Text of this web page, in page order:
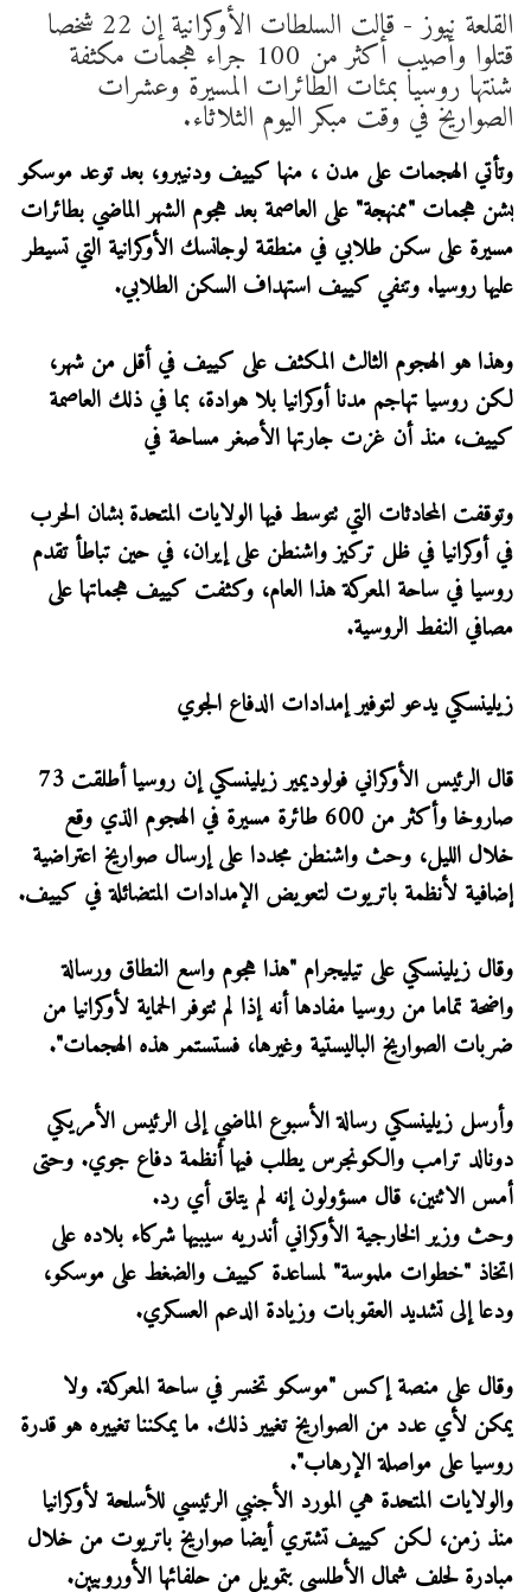
القلعة نيوز - قالت السلطات الأوكرانية إن 22 شخصا
قتلوا وأصيب أكثر من 100 جراء هجمات مكثفة
شنتها روسيا بمئات الطائرات المسيرة وعشرات
الصواريخ في وقت مبكر اليوم الثلاثاء.
وتأتي الهجمات على مدن ، منها كييف ودنيبرو، بعد توعد موسكو
بشن هجمات "ممنهجة" على العاصمة بعد هجوم الشهر الماضي بطائرات
مسيرة على سكن طلابي في منطقة لوجانسك الأوكرانية التي تسيطر
عليها روسيا. وتنفي ​كييف استهداف السكن الطلابي.
وهذا هو الهجوم الثالث المكثف على كييف في أقل من شهر،
لكن روسيا تهاجم مدنا أوكرانيا بلا هوادة، بما في ذلك ‌العاصمة
كييف، منذ أن غزت جارتها الأصغر مساحة في
وتوقفت المحادثات التي تتوسط فيها الولايات المتحدة بشان الحرب
في أوكرانيا في ظل تركيز واشنطن على إيران، في حين تباطأ تقدم
روسيا في ساحة المعركة هذا العام، وكثفت كييف هجماتها على
مصافي النفط الروسية.
زيلينسكي يدعو لتوفير إمدادات الدفاع الجوي
قال الرئيس الأوكراني فولوديمير زيلينسكي إن روسيا أطلقت 73
صاروخا وأكثر من 600 طائرة مسيرة في الهجوم الذي وقع
خلال ​الليل، وحث واشنطن مجددا على إرسال صواريخ اعتراضية
إضافية لأنظمة باتريوت لتعويض الإمدادات المتضائلة في كييف.
وقال زيلينسكي على تيليجرام "هذا هجوم واسع النطاق ورسالة
واضحة تماما من روسيا مفادها أنه إذا لم تتوفر ​الحماية لأوكرانيا من
ضربات الصواريخ الباليستية وغيرها، فستستمر هذه الهجمات".
وأرسل زيلينسكي رسالة الأسبوع ​الماضي إلى الرئيس الأمريكي
دونالد ترامب والكونجرس يطلب فيها أنظمة دفاع جوي. وحتى
أمس الاثنين، قال مسؤولون إنه لم يتلق أي رد.
وحث وزير الخارجية الأوكراني أندريه سيبيها شركاء بلاده على
اتخاذ "خطوات ​ملموسة" لمساعدة كييف والضغط على موسكو،
ودعا إلى تشديد العقوبات وزيادة الدعم العسكري.
وقال على منصة إكس "موسكو تخسر في ساحة المعركة. ولا
يمكن لأي عدد من الصواريخ تغيير ذلك. ما يمكننا تغييره هو قدرة
روسيا على مواصلة الإرهاب".
والولايات المتحدة هي المورد الأجنبي الرئيسي للأسلحة لأوكرانيا
منذ زمن، لكن كييف تشتري أيضا صواريخ باتريوت من خلال
مبادرة لحلف شمال الأطلسي بتمويل من حلفائها الأوروبيين.